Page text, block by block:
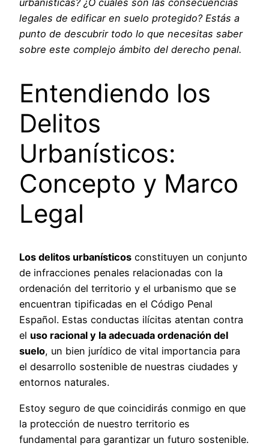
legales de edificar en suelo protegido? Estás a
punto de descubrir todo lo que necesitas saber
sobre este complejo ámbito del derecho penal.
Entendiendo los
Delitos
Urbanísticos:
Concepto y Marco
Legal
Los delitos urbanísticos constituyen un conjunto
de infracciones penales relacionadas con la
ordenación del territorio y el urbanismo que se
encuentran tipificadas en el Código Penal
Español. Estas conductas ilícitas atentan contra
el uso racional y la adecuada ordenación del
suelo, un bien jurídico de vital importancia para
el desarrollo sostenible de nuestras ciudades y
entornos naturales.
Estoy seguro de que coincidirás conmigo en que
la protección de nuestro territorio es
fundamental para garantizar un futuro sostenible.